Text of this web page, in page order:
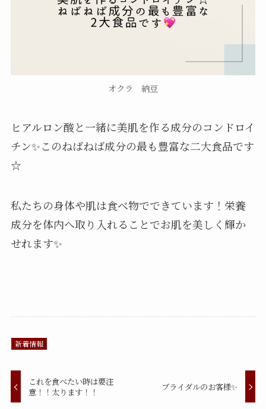
オクラ 納豆
ヒアルロン酸と一緒に美肌を作る成分のコンドロイ
チン✨このねばねば成分の最も豊富な二大食品です
☆
私たちの身体や肌は食べ物でできています！栄養
成分を体内へ取り入れることでお肌を美しく輝か
せれます✨
新着情報
これを食べたい時は要注
意！！太ります！！
ブライダルのお客様✨